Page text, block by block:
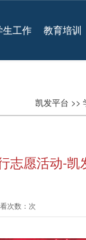
生工作 教育培训
凯发平台 >>
志愿活动-凯
次数：次